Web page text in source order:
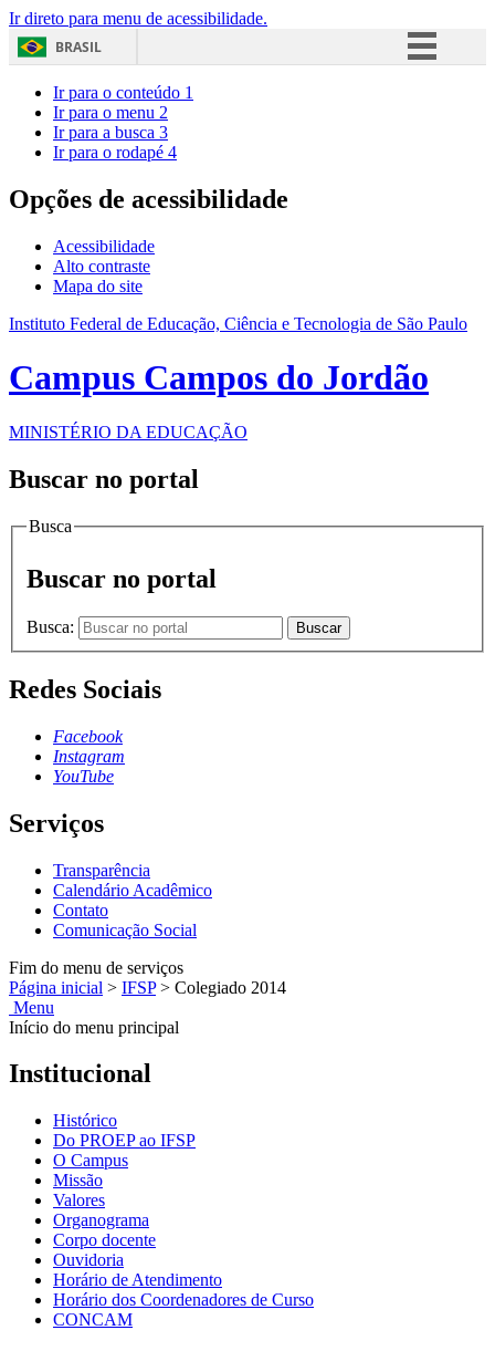
Ir direto para menu de acessibilidade.
BRASIL
Acesso à informação
Ir para o conteúdo 1
Ir para o menu 2
Ir para a busca 3
Ir para o rodapé 4
Opções de acessibilidade
Acessibilidade
Alto contraste
Mapa do site
Instituto Federal de Educação, Ciência e Tecnologia de São Paulo
Campus Campos do Jordão
MINISTÉRIO DA EDUCAÇÃO
Buscar no portal
Busca
Buscar no portal
Busca: Buscar
Redes Sociais
Facebook
Instagram
YouTube
Serviços
Transparência
Calendário Acadêmico
Contato
Comunicação Social
Fim do menu de serviços
Página inicial > IFSP > Colegiado 2014
Menu
Início do menu principal
Institucional
Histórico
Do PROEP ao IFSP
O Campus
Missão
Valores
Organograma
Corpo docente
Ouvidoria
Horário de Atendimento
Horário dos Coordenadores de Curso
CONCAM